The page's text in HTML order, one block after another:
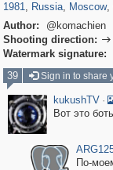
1981, Russia, Moscow,
Author:
@komachien
Shooting direction: 
Watermark signature:
39
Sign in to share
kukushTV ·
Вот это
По-